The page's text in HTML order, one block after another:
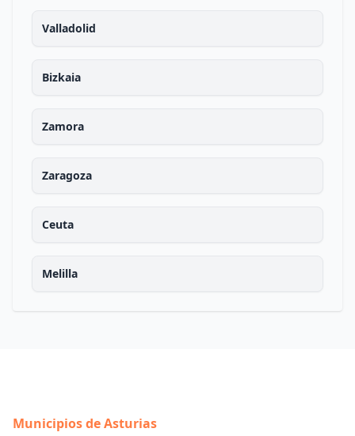
Valladolid
Bizkaia
Zamora
Zaragoza
Ceuta
Melilla
Municipios de Asturias